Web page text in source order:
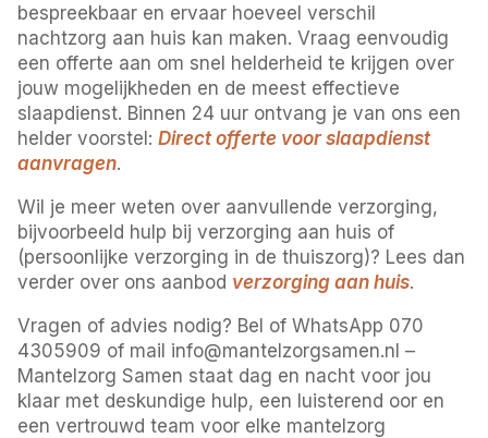
bespreekbaar en ervaar hoeveel verschil
nachtzorg aan huis kan maken. Vraag eenvoudig
een offerte aan om snel helderheid te krijgen over
jouw mogelijkheden en de meest effectieve
slaapdienst. Binnen 24 uur ontvang je van ons een
helder voorstel:Direct offerte voor slaapdienst
aanvragen.
Wil je meer weten over aanvullende verzorging,
bijvoorbeeld hulp bij verzorging aan huis of
(persoonlijke verzorging in de thuiszorg)? Lees dan
verder over ons aanbod verzorging aan huis.
Vragen of advies nodig? Bel of WhatsApp 070
4305909 of mail info@mantelzorgsamen.nl –
Mantelzorg Samen staat dag en nacht voor jou
klaar met deskundige hulp, een luisterend oor en
een vertrouwd team voor elke mantelzorg